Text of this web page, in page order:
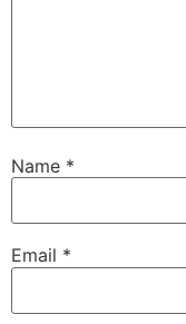
Name *
Email *